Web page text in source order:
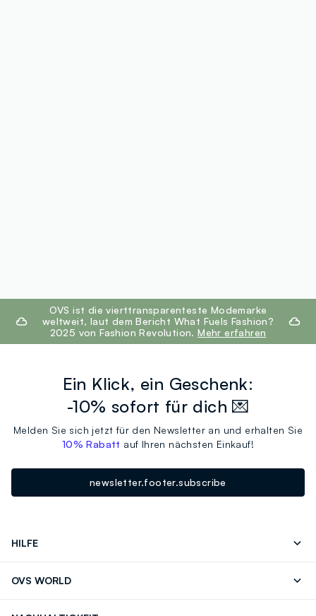
footer.ariatitleOVS ist die vierttransparenteste Modemarke
weltweit, laut dem Bericht What Fuels Fashion?
2025 von Fashion Revolution.Mehr erfahren
Ein Klick, ein Geschenk:
-10% sofort für dich 💌
Melden Sie sich jetzt für den Newsletter an und erhalten Sie
10% Rabatt auf Ihren nächsten Einkauf!
newsletter.footer.subscribe
HILFE
Bestellung/Rücksendung
OVS WORLD